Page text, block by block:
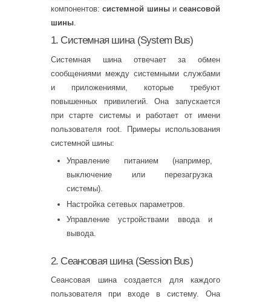
компонентов:системной шиныи сеансовой
шины
1. Системная шина (System Bus)
Системная шина отвечает за обмен
сообщениями между системными службами
и приложениями, которые требуют
повышенных привилегий. Она запускается
при старте системы и работает от имени
пользователя root. Примеры использования
системной шины:
Управление питанием (например,
выключение или перезагрузка
системы).
Настройка сетевых параметров.
Управление устройствами ввода и
вывода.
2. Сеансовая шина (Session Bus)
Сеансовая шина создается для каждого
пользователя при входе в систему. Она